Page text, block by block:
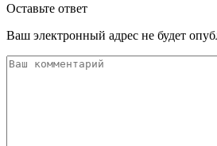
Оставьте ответ
Ваш электронный адрес не будет